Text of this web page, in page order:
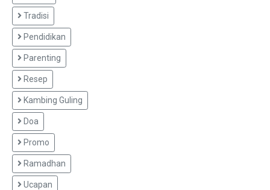
Tradisi
Pendidikan
Parenting
Resep
Kambing Guling
Doa
Promo
Ramadhan
Ucapan